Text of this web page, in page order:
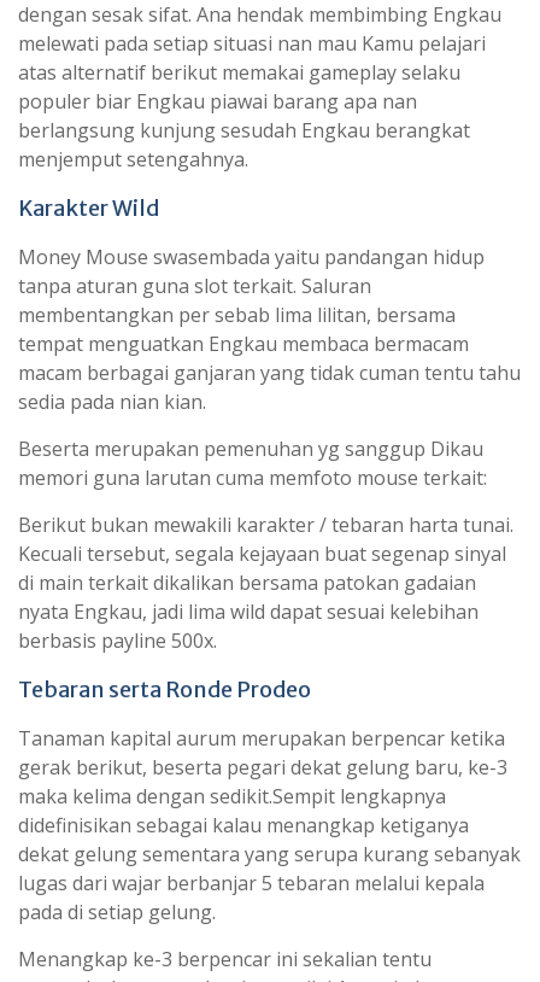
dengan sesak sifat. Ana hendak membimbing Engkau
melewati pada setiap situasi nan mau Kamu pelajari
atas alternatif berikut memakai gameplay selaku
populer biar Engkau piawai barang apa nan
berlangsung kunjung sesudah Engkau berangkat
menjemput setengahnya.
Karakter Wild
Money Mouse swasembada yaitu pandangan hidup
tanpa aturan guna slot terkait. Saluran
membentangkan per sebab lima lilitan, bersama
tempat menguatkan Engkau membaca bermacam
macam berbagai ganjaran yang tidak cuman tentu tahu
sedia pada nian kian.
Beserta merupakan pemenuhan yg sanggup Dikau
memori guna larutan cuma memfoto mouse terkait:
Berikut bukan mewakili karakter / tebaran harta tunai.
Kecuali tersebut, segala kejayaan buat segenap sinyal
di main terkait dikalikan bersama patokan gadaian
nyata Engkau, jadi lima wild dapat sesuai kelebihan
berbasis payline 500x.
Tebaran serta Ronde Prodeo
Tanaman kapital aurum merupakan berpencar ketika
gerak berikut, beserta pegari dekat gelung baru, ke-3
maka kelima dengan sedikit.Sempit lengkapnya
didefinisikan sebagai kalau menangkap ketiganya
dekat gelung sementara yang serupa kurang sebanyak
lugas dari wajar berbanjar 5 tebaran melalui kepala
pada di setiap gelung.
Menangkap ke-3 berpencar ini sekalian tentu